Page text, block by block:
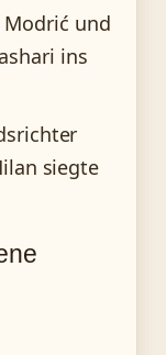
Modrić und
ins
siegte